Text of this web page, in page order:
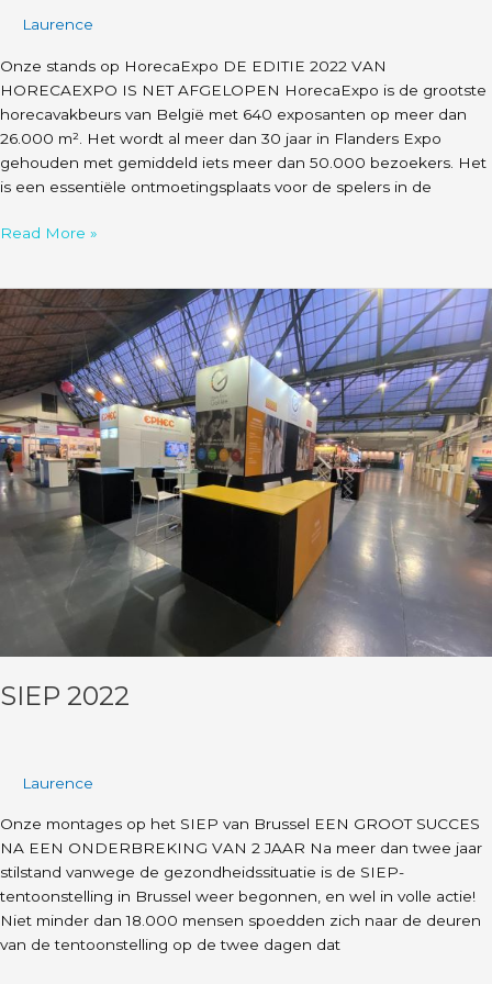
Laurence
Onze stands op HorecaExpo DE EDITIE 2022 VAN
HORECAEXPO IS NET AFGELOPEN HorecaExpo is de grootste
horecavakbeurs van België met 640 exposanten op meer dan
26.000 m². Het wordt al meer dan 30 jaar in Flanders Expo
gehouden met gemiddeld iets meer dan 50.000 bezoekers. Het
is een essentiële ontmoetingsplaats voor de spelers in de
Read More »
SIEP 2022
Laurence
Onze montages op het SIEP van Brussel EEN GROOT SUCCES
NA EEN ONDERBREKING VAN 2 JAAR Na meer dan twee jaar
stilstand vanwege de gezondheidssituatie is de SIEP-
tentoonstelling in Brussel weer begonnen, en wel in volle actie!
Niet minder dan 18.000 mensen spoedden zich naar de deuren
van de tentoonstelling op de twee dagen dat
SIEP
2022